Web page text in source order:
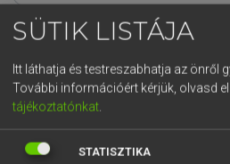
search
KERESÉS
Díjmentes angol szótár
SÜTIK LISTÁJA
Itt láthatja és testreszabhatja az önről
További információért kérjük, olvasd
tájékoztatónkat
STATISZTIKA
GR
5 6 7 8 9 ö
r t z u i